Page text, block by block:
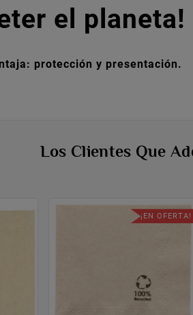
el planeta!
protección y presentación.
Los Clientes Que
¡EN OFERTA!